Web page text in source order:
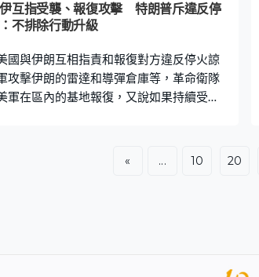
互指受襲、報復攻擊 特朗普斥違反停
不排除行動升級
國與伊朗互相指責和報復對方違反停火諒
攻擊伊朗的雷達和導彈倉庫等，革命衛隊
軍在區內的基地報復，又說如果持續受到
« ... 10 20